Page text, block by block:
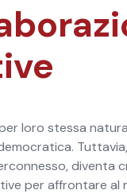
loro stessa
diventa
per affrontare al